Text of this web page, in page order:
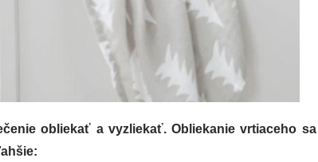
obliekať a vyzliekať. Obliekanie vrtiaceho